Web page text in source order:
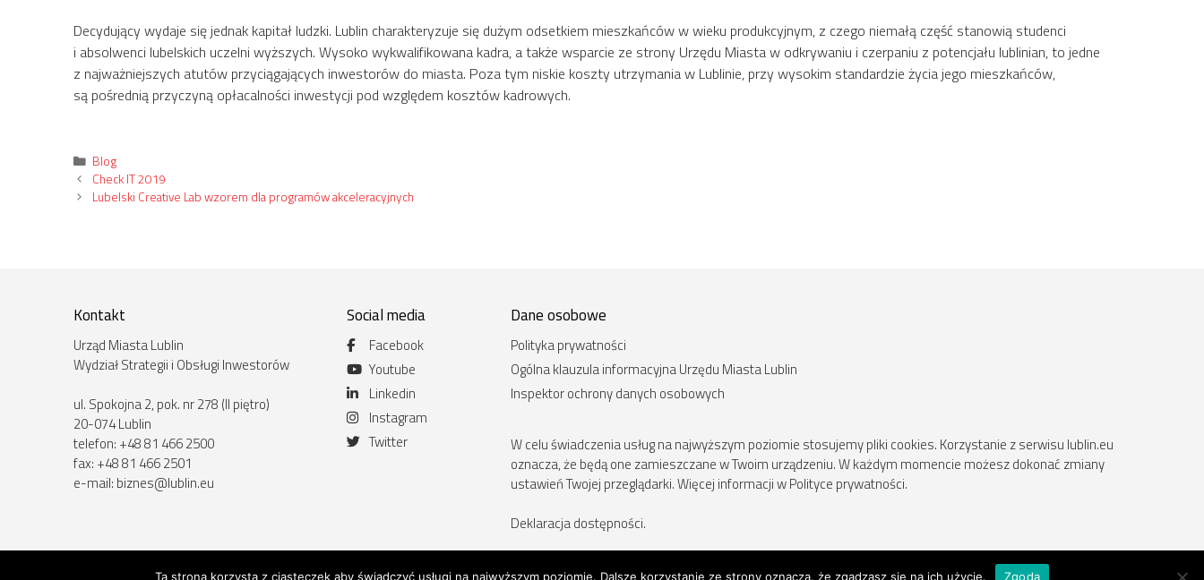
Decydujący wydaje się jednak kapitał ludzki. Lublin charakteryzuje się dużym odsetkiem mieszkańców w wieku produkcyjnym, z czego niemałą część stanowią studenci
i absolwenci lubelskich uczelni wyższych. Wysoko wykwalifikowana kadra, a także wsparcie ze strony Urzędu Miasta w odkrywaniu i czerpaniu z potencjału lublinian, to jedne
z najważniejszych atutów przyciągających inwestorów do miasta. Poza tym niskie koszty utrzymania w Lublinie, przy wysokim standardzie życia jego mieszkańców,
są pośrednią przyczyną opłacalności inwestycji pod względem kosztów kadrowych.
Kategorie
Blog
Check IT 2019
Lubelski Creative Lab wzorem dla programów akceleracyjnych
Kontakt
Urząd Miasta Lublin
Wydział Strategii i Obsługi Inwestorów
ul. Spokojna 2, pok. nr 278 (II piętro)
20-074 Lublin
telefon: +48 81 466 2500
fax: +48 81 466 2501
e-mail: biznes@lublin.eu
Social media
Facebook
Youtube
Linkedin
Instagram
Twitter
Dane osobowe
Polityka prywatności
Ogólna klauzula informacyjna Urzędu Miasta Lublin
Inspektor ochrony danych osobowych
W celu świadczenia usług na najwyższym poziomie stosujemy pliki cookies. Korzystanie z serwisu lublin.eu
oznacza, że będą one zamieszczane w Twoim urządzeniu. W każdym momencie możesz dokonać zmiany
ustawień Twojej przeglądarki. Więcej informacji w Polityce prywatności.
Deklaracja dostępności.
Ta strona korzysta z ciasteczek aby świadczyć usługi na najwyższym poziomie. Dalsze korzystanie ze strony oznacza, że zgadzasz się na ich użycie. Zgoda